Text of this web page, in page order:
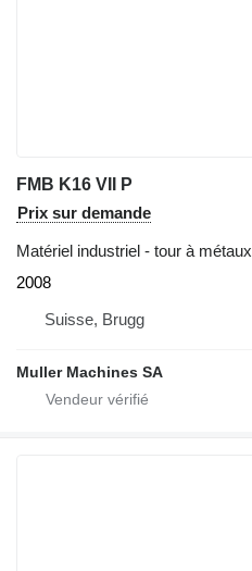
FMB K16 VII P
Prix sur demande
Matériel industriel - tour à métaux
2008
Suisse, Brugg
Muller Machines SA